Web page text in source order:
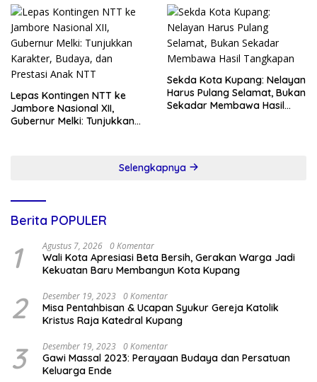
Lepas Kontingen NTT ke
Jambore Nasional XII,
Gubernur Melki: Tunjukkan
Sekda Kota Kupang: Nelayan
Harus Pulang Selamat, Bukan
Sekadar Membawa Hasil
Selengkapnya
Berita POPULER
1 Agustus 7, 2026 0 Komentar
Wali Kota Apresiasi Beta Bersih, Gerakan Warga Jadi
Kekuatan Baru Membangun Kota Kupang
2 Desember 19, 2023 0 Komentar
Misa Pentahbisan & Ucapan Syukur Gereja Katolik
Kristus Raja Katedral Kupang
3 Desember 19, 2023 0 Komentar
Gawi Massal 2023: Perayaan Budaya dan Persatuan
Keluarga Ende